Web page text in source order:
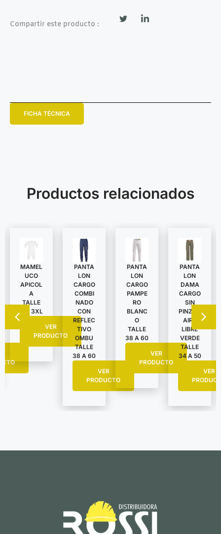
Compartir este producto :
FICHA TÉCNICA
Productos relacionados
MAMEL
UCO
APICOL
A
TALLE
S A 3XL
VER
PRODUCTO
PANTA
LON
CARGO
COMBI
NADO
CON
REFLEC
TIVO
OMBU
TALLE
38 A 60
VER
PRODUCTO
PANTA
LON
CARGO
PAMPE
RO
BLANC
O
TALLE
38 A 60
VER
PRODUCTO
PANTA
LON
DAMA
CARGO
SIN
PINZAS
AIRE
LIBRE
VERDE
TALLE
34 A 50
VER